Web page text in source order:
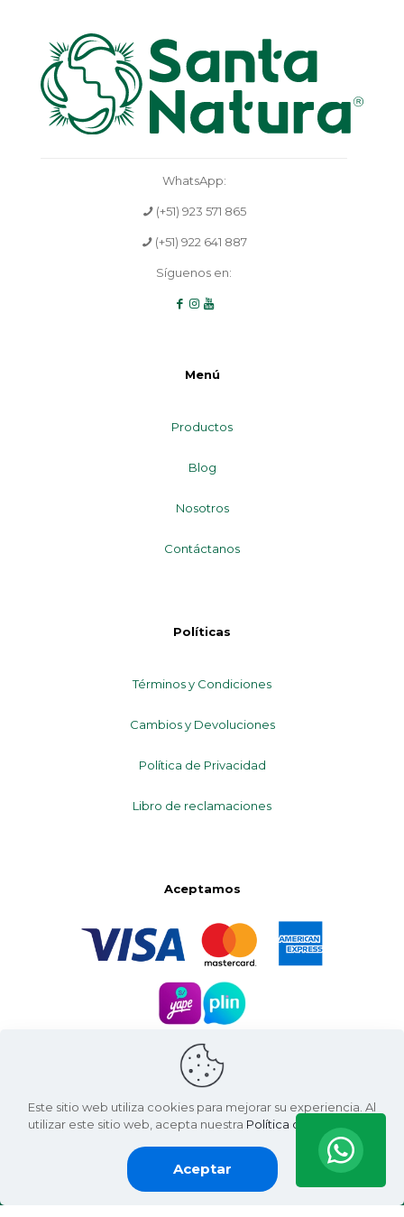
WhatsApp:
(+51) 923 571 865
(+51) 922 641 887
Síguenos en:
Menú
Productos
Blog
Nosotros
Contáctanos
Políticas
Términos y Condiciones
Cambios y Devoluciones
Política de Privacidad
Libro de reclamaciones
Aceptamos
Santa Natura ©
2026 | Living Green International SAC
RUC: 20607936812
Este sitio web utiliza cookies para mejorar su experiencia. Al
utilizar este sitio web, acepta nuestra Política de Privacidad
Aceptar